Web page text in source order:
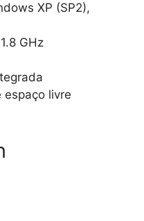
XP (SP2),
GHz
espaço livre